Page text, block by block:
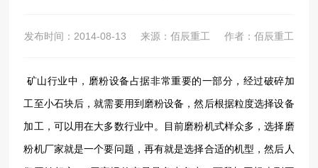
发布时间： 2014-08-13 来源：佰辰重工 作者：佰辰重工
矿山行业中，磨粉设备占据非常重要的一部分，经过破碎加
工至小石块后，就需要用到磨粉设备，然后根据粒度选择设备
加工，可以用在大多数行业中。目前磨粉机式样众多，选择磨
粉机厂家就是一个要问题，再有就是选择合适的机型，然后人